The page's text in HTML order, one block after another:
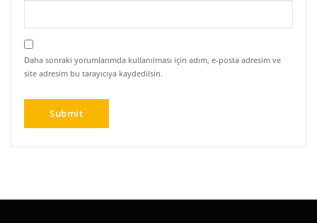
Daha sonraki yorumlarımda kullanılması için adım, e-posta adresim ve
site adresim bu tarayıcıya kaydedilsin.